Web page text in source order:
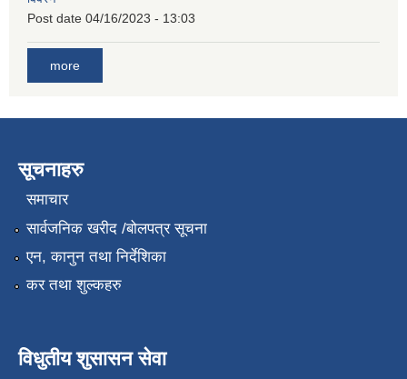
Post date 04/16/2023 - 13:03
more
सूचनाहरु
समाचार
सार्वजनिक खरीद /बोलपत्र सूचना
एन, कानुन तथा निर्देशिका
कर तथा शुल्कहरु
विधुतीय शुसासन सेवा